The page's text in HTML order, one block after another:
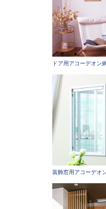
ドア用アコーデオン
装飾窓用アコーデオ